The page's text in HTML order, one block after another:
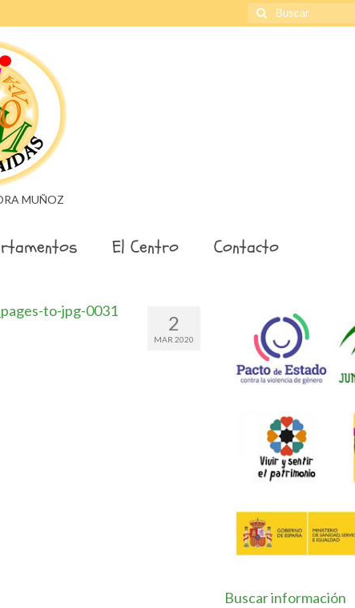
Buscar
por:
MUÑOZ
El Centro Contacto
2
MAR 2020
to-jpg-0031
Buscar información